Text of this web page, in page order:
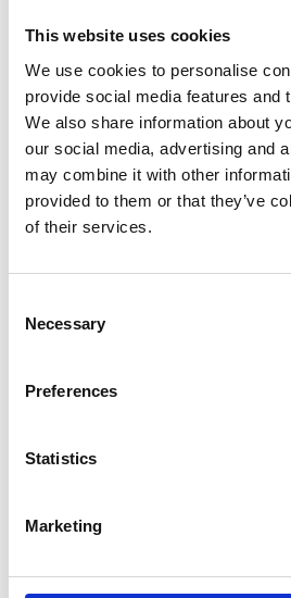
This website uses cookies
We use cookies to personalise
provide social media features and
We also share information about
our social media, advertising and
may combine it with other
provided to them or that they’ve
of their services.
Selection
Necessary
Preferences
Statistics
Marketing
tillförlitlighet är avgörande.
tekniska högskola och är
First North Growth Market
Denna information är sådan
Gapwaves är skyldigt att
EU:s
den 2026-07-07 11:49 CEST.
Gapwaves erhåller
tidigarelagd